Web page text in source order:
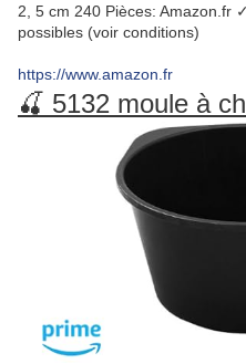
2, 5 cm 240 Pièces: Amazon.fr
possibles (voir conditions)
https://www.amazon.fr
🍒 5132 moule à